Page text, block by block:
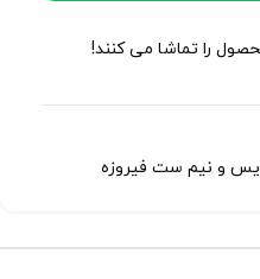
را تماشا می کنند!
و نیم ست فیروزه